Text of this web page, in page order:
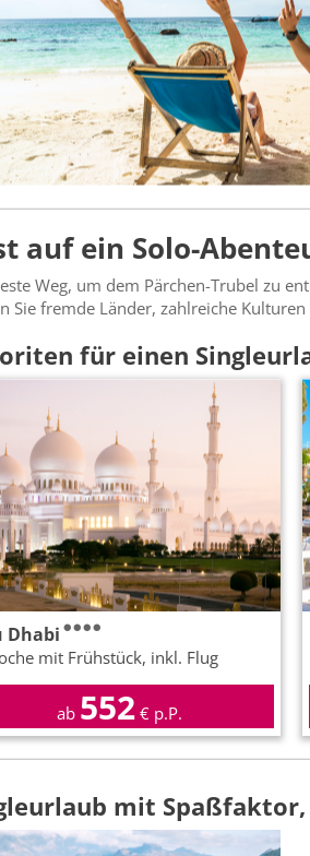
auf ein Solo-
Weg, um dem Pärchen-Trubel zu
Sie fremde Länder, zahlreiche
für einen
Dhabi
mit Frühstück, inkl. Flug
ab 552€ p.P.
mit